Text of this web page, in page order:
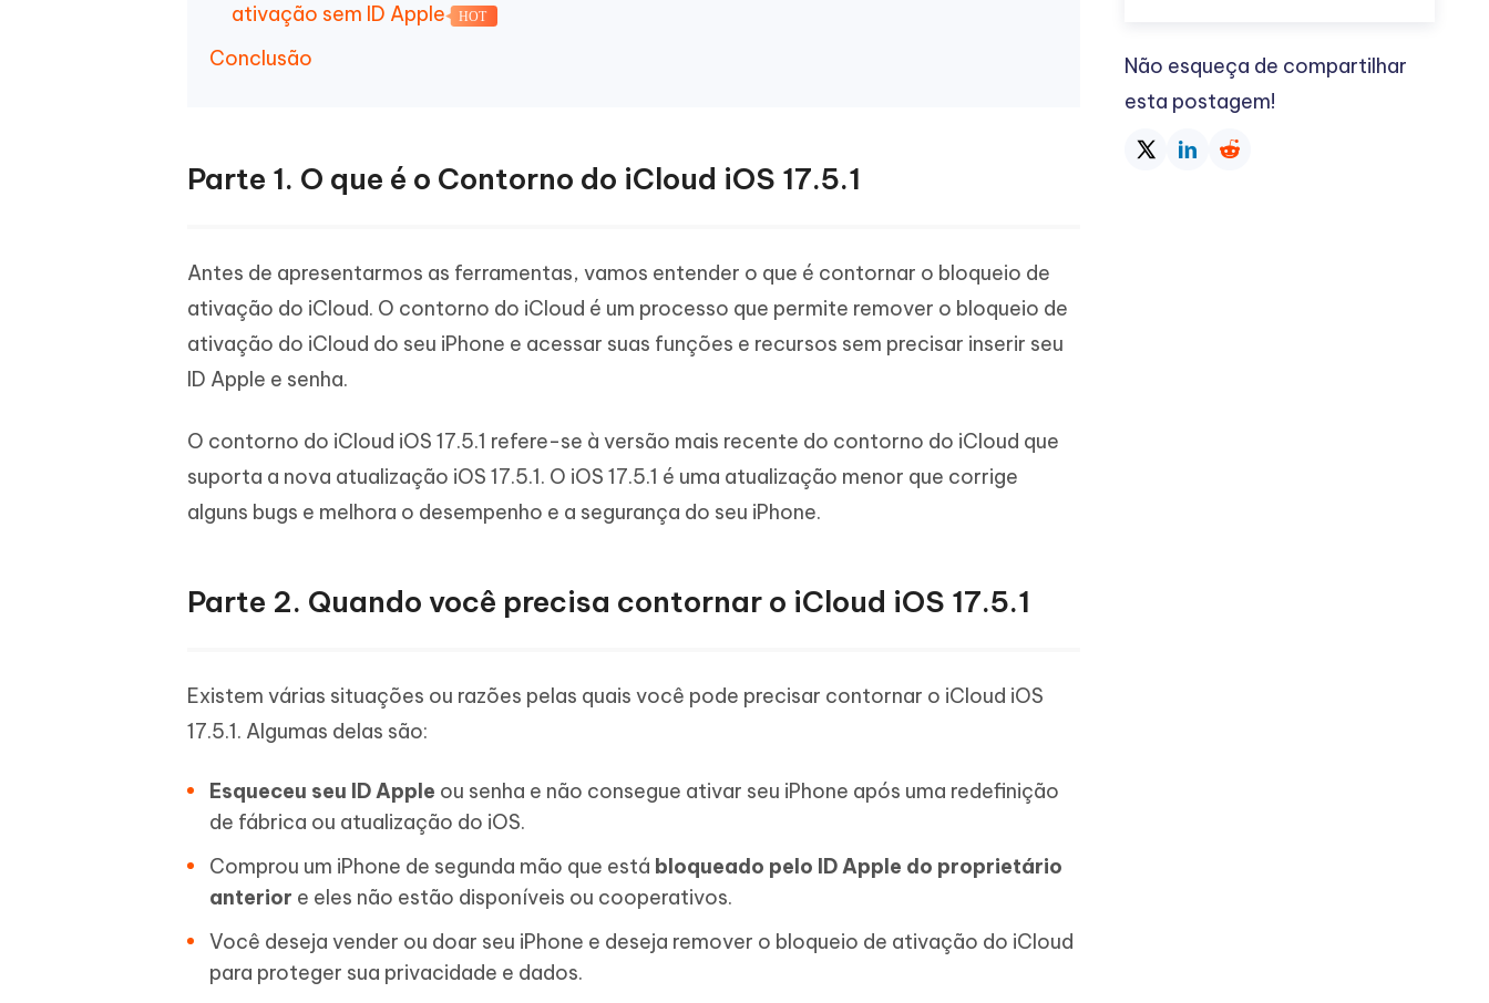
ativação sem ID Apple
HOT
Conclusão
Parte 1. O que é o Contorno do iCloud iOS 17.5.1
Antes de apresentarmos as ferramentas, vamos entender o que é contornar o bloqueio de
ativação do iCloud. O contorno do iCloud é um processo que permite remover o bloqueio de
ativação do iCloud do seu iPhone e acessar suas funções e recursos sem precisar inserir seu
ID Apple e senha.
O contorno do iCloud iOS 17.5.1 refere-se à versão mais recente do contorno do iCloud que
suporta a nova atualização iOS 17.5.1. O iOS 17.5.1 é uma atualização menor que corrige
alguns bugs e melhora o desempenho e a segurança do seu iPhone.
Parte 2. Quando você precisa contornar o iCloud iOS 17.5.1
Existem várias situações ou razões pelas quais você pode precisar contornar o iCloud iOS
17.5.1. Algumas delas são:
Esqueceu seu ID Apple ou senha e não consegue ativar seu iPhone após uma redefinição
de fábrica ou atualização do iOS.
Comprou um iPhone de segunda mão que está bloqueado pelo ID Apple do proprietário
anterior e eles não estão disponíveis ou cooperativos.
Você deseja vender ou doar seu iPhone e deseja remover o bloqueio de ativação do iCloud
para proteger sua privacidade e dados.
Não esqueça de compartilhar
esta postagem!